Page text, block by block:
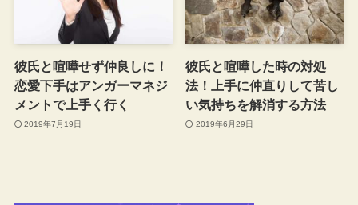
彼氏と喧嘩せず仲良しに！
恋愛下手はアンガーマネジ
メントで上手く行く
2019年7月19日
彼氏と喧嘩した時の対処
法！上手に仲直りして苦し
い気持ちを解消する方法
2019年6月29日